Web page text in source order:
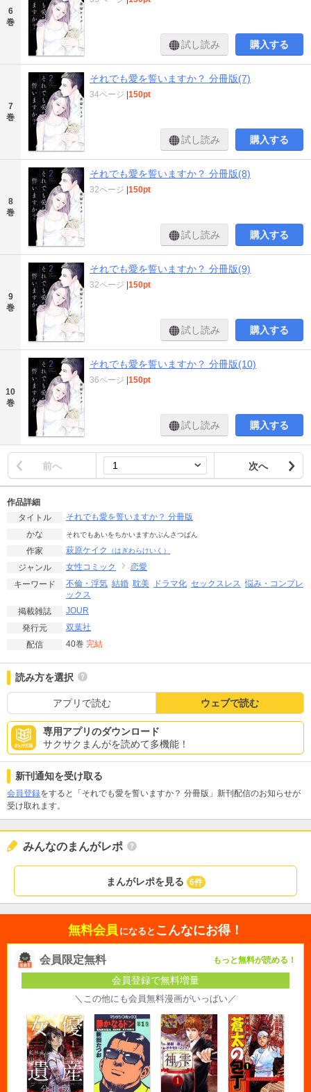
6
巻
試し読み 購入する
7
巻
それでも愛を誓いますか？ 分冊版(7)
34ページ |150pt
試し読み 購入する
8
巻
それでも愛を誓いますか？ 分冊版(8)
32ページ |150pt
試し読み 購入する
9
巻
それでも愛を誓いますか？ 分冊版(9)
32ページ |150pt
試し読み 購入する
10
巻
それでも愛を誓いますか？ 分冊版(10)
36ページ |150pt
試し読み 購入する
前へ 次へ
作品詳細
タイトル
それでも愛を誓いますか？ 分冊版
かな
それでもあいをちかいますかぶんさつばん
作家 萩原ケイク （はぎわらけいく）
ジャンル 女性コミック
恋愛
キーワード
不倫・浮気 結婚 耽美 ドラマ化 セックスレス 悩み・コンプレ
ックス
掲載雑誌
JOUR
発行元
双葉社
配信
40巻 完結
読み方を選択
アプリで読む ウェブで読む
専用アプリのダウンロード
サクサクまんがを読めて多機能！
新刊通知を受け取る
会員登録をすると「それでも愛を誓いますか？ 分冊版」新刊配信のお知らせが
受け取れます。
みんなのまんがレポ
まんがレポを見る 6件
無料会員 になると こんなにお得！
会員限定無料 もっと無料が読める！
会員登録で無料増量
＼この他にも会員無料漫画がいっぱい／